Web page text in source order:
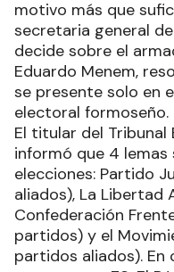
motivo más que
secretaria general
decide sobre el
Eduardo Menem,
se presente solo en
electoral formoseño.
El titular del Tribunal
informó que 4 lemas
elecciones: Partido
aliados), La Libertad
Confederación
partidos) y el
partidos aliados). En